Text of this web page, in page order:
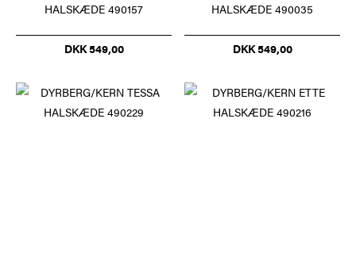
HALSKÆDE 490157
DKK 549,00
HALSKÆDE 490035
DKK 549,00